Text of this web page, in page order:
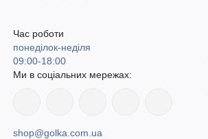
Час роботи
понеділок-неділя
09:00-18:00
Ми в соціальних мережах:
shop@golka.com.ua